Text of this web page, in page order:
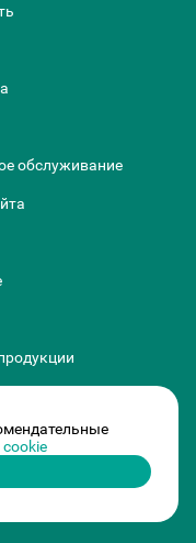
обслуживание
рекомендации
в отношении
персональных